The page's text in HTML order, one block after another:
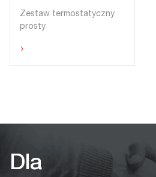
Zestaw termostatyczny
prosty
›
Dla